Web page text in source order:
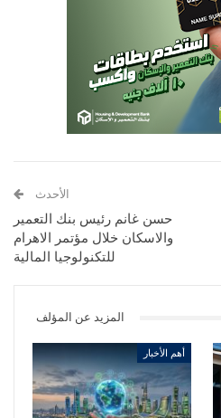
الأحدث
حسن غانم رئيس بنك التعمير
والاسكان خلال مؤتمر الاهرام
للتكنولوجيا المالية
المزيد عن المؤلف
أهم الأخبار